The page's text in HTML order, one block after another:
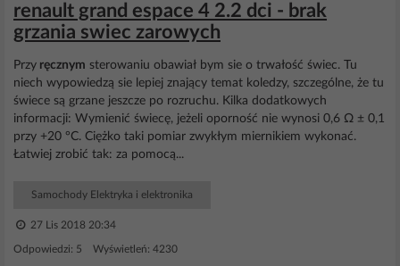
renault grand espace 4 2.2 dci - brak
grzania swiec zarowych
Przy ręcznym sterowaniu obawiał bym sie o trwałość świec. Tu
niech wypowiedzą sie lepiej znający temat koledzy, szczególne, że tu
świece są grzane jeszcze po rozruchu. Kilka dodatkowych
informacji: Wymienić świecę, jeżeli oporność nie wynosi 0,6 Ω ± 0,1
przy +20 °C. Ciężko taki pomiar zwykłym miernikiem wykonać.
Łatwiej zrobić tak: za pomocą...
Samochody Elektryka i elektronika
27 Lis 2018 20:34
Odpowiedzi: 5 Wyświetleń: 4230